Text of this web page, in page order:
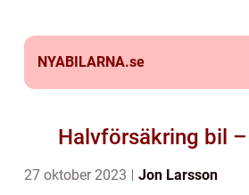
NYABILARNA.se
Halvförsäkring bil
27 oktober 2023 Jon Larsson